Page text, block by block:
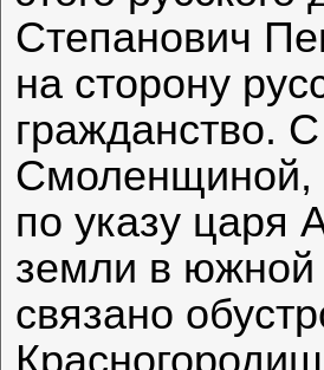
Степанович
на сторону
гражданство.
Смоленщиной,
по указу царя
земли в южной
связано